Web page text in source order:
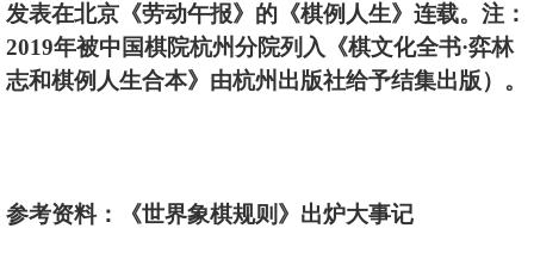
发表在北京《劳动午报》的《棋例人生》连载。注：
2019年被中国棋院杭州分院列入《棋文化全书·弈林
志和棋例人生合本》由杭州出版社给予结集出版）。
参考资料：《世界象棋规则》出炉大事记